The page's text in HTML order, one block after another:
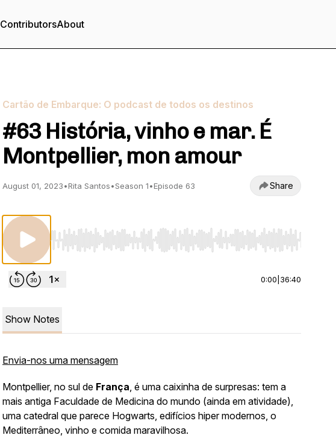
ContributorsAbout
Cartão de Embarque: O podcast de todos os destinos
#63 História, vinho e mar. É
Montpellier, mon amour
August 01, 2023•Rita Santos•Season 1•Episode 63 Share
Use Left/Right to seek, Home/End to jump to start or end. Hold
0:00 36:40
Show Notes
Envia-nos uma mensagem
Montpellier, no sul de França, é uma caixinha de surpresas: tem a
mais antiga Faculdade de Medicina do mundo (ainda em atividade),
uma catedral que parece Hogwarts, edifícios hiper modernos, o
Mediterrâneo, vinho e comida maravilhosa.